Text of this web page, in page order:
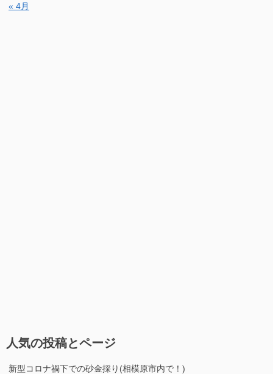
« 4月
人気の投稿とページ
新型コロナ禍下での砂金採り(相模原市内で！)